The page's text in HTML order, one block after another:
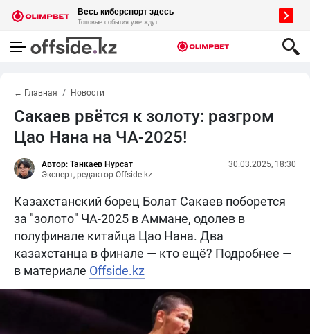
← Главная Новости
Сакаев рвётся к золоту: разгром
Цао Нана на ЧА-2025!
Автор: Танкаев Нурсат
Эксперт, редактор Offside.kz
30.03.2025, 18:30
Казахстанский борец Болат Сакаев поборется
за "золото" ЧА-2025 в Аммане, одолев в
полуфинале китайца Цао Нана. Два
казахстанца в финале — кто ещё? Подробнее —
в материале Offside.kz